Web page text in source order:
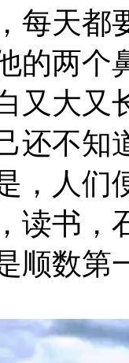
每天都
的两个
又大又
还不知
，人们
读书，
顺数第